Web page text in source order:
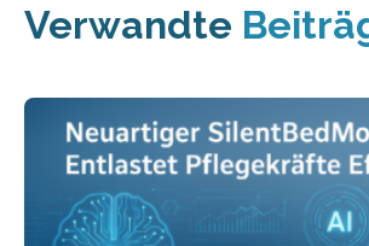
Verwandte